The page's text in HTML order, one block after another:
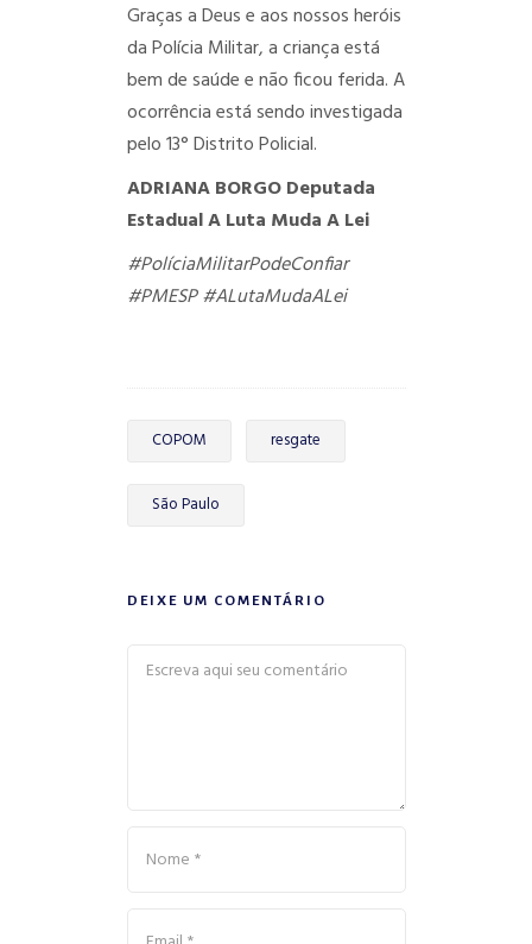
Graças a Deus e aos nossos heróis
da Polícia Militar, a criança está
bem de saúde e não ficou ferida. A
ocorrência está sendo investigada
pelo 13° Distrito Policial.
ADRIANA BORGO Deputada
EstadualA Luta Muda A Lei
#PolíciaMilitarPodeConfiar
#PMESP #ALutaMudaALei
COPOM resgate
São Paulo
DEIXE UM COMENTÁRIO